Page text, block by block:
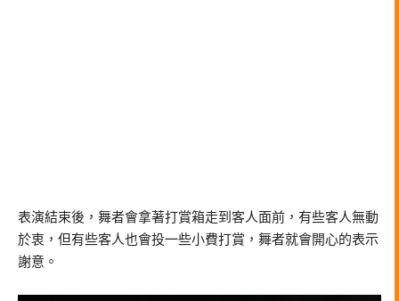
表演結束後，舞者會拿著打賞箱走到客人面前，有些客人無動
於衷，但有些客人也會投一些小費打賞，舞者就會開心的表示
謝意。